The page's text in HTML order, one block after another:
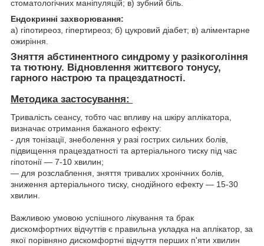
стоматологічних маніпуляцій; в) зубний біль.
Ендокринні захворювання:
а) гіпотиреоз, гіпертиреоз; б) цукровий діабет; в) аліментарне
ожиріння.
Зняття абстинентного синдрому у разікогоління
та тютюну. Відновлення життєвого тонусу,
гарного настрою та працездатності.
Методика застосування:
Тривалість сеансу, тобто час впливу на шкіру аплікатора,
визначає отримання бажаного ефекту:
- для тонізації, знеболення у разі гострих сильних болів,
підвищення працездатності та артеріального тиску під час
гіпотонії — 7-10 хвилин;
— для розслаблення, зняття тривалих хронічних болів,
зниження артеріального тиску, снодійного ефекту — 15-30
хвилин.
Важливою умовою успішного лікування та брак
дискомфортних відчуттів є правильна укладка на аплікатор, за
якої порівняно дискомфортні відчуття перших п'яти хвилин